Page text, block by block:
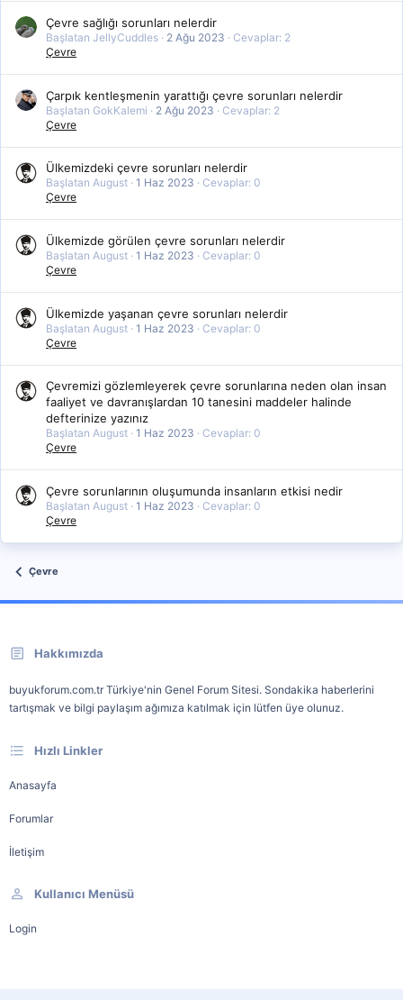
Çevre sağlığı sorunları nelerdir
Başlatan JellyCuddles 2 Ağu 2023
Cevaplar: 2
Çevre
Çarpık kentleşmenin yarattığı çevre sorunları nelerdir
Başlatan GokKalemi 2 Ağu 2023
Cevaplar: 2
Çevre
Ülkemizdeki çevre sorunları nelerdir
Başlatan August 1 Haz 2023
Cevaplar: 0
Çevre
Ülkemizde görülen çevre sorunları nelerdir
Başlatan August 1 Haz 2023
Cevaplar: 0
Çevre
Ülkemizde yaşanan çevre sorunları nelerdir
Başlatan August 1 Haz 2023
Cevaplar: 0
Çevre
Çevremizi gözlemleyerek çevre sorunlarına neden olan insan
faaliyet ve davranışlardan 10 tanesini maddeler halinde
defterinize yazınız
Başlatan August 1 Haz 2023
Cevaplar: 0
Çevre
Çevre sorunlarının oluşumunda insanların etkisi nedir
Başlatan August 1 Haz 2023
Cevaplar: 0
Çevre
Çevre
Hakkımızda
buyukforum.com.tr Türkiye'nin Genel Forum Sitesi. Sondakika haberlerini
tartışmak ve bilgi paylaşım ağımıza katılmak için lütfen üye olunuz.
Hızlı Linkler
Anasayfa
Forumlar
İletişim
Kullanıcı Menüsü
Login